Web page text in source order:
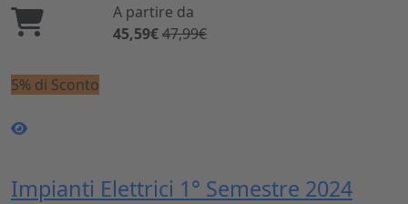
A partire da
45,59€47,99€
5% di Sconto
Impianti Elettrici 1° Semestre 2024